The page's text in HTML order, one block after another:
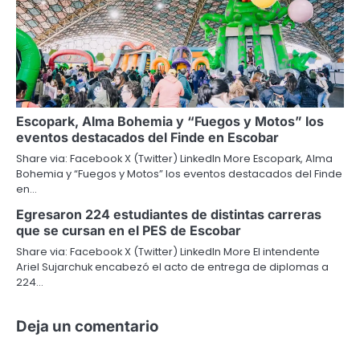
Escopark, Alma Bohemia y “Fuegos y Motos” los
eventos destacados del Finde en Escobar
Share via: Facebook X (Twitter) LinkedIn More Escopark, Alma
Bohemia y “Fuegos y Motos” los eventos destacados del Finde
en…
Egresaron 224 estudiantes de distintas carreras
que se cursan en el PES de Escobar
Share via: Facebook X (Twitter) LinkedIn More El intendente
Ariel Sujarchuk encabezó el acto de entrega de diplomas a
224…
Deja un comentario